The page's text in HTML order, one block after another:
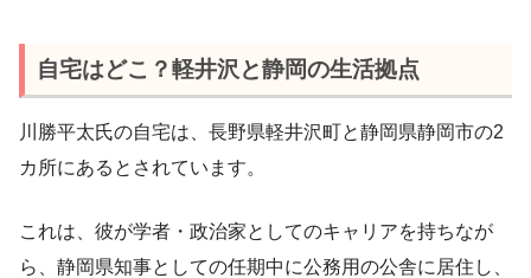
自宅はどこ？軽井沢と静岡の生活拠点
川勝平太氏の自宅は、長野県軽井沢町と静岡県静岡市の2
カ所にあるとされています。
これは、彼が学者・政治家としてのキャリアを持ちなが
ら、静岡県知事としての任期中に公務用の公舎に居住し、